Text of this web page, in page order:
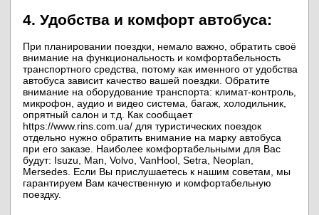
4. Удобства и комфорт автобуса:
При планировании поездки, немало важно, обратить своё
внимание на функциональность и комфортабельность
транспортного средства, потому как именного от удобства
автобуса зависит качество вашей поездки. Обратите
внимание на оборудование транспорта: климат-контроль,
микрофон, аудио и видео система, багаж, холодильник,
опрятный салон и т.д. Как сообщает
https://www.rins.com.ua/ для туристических поездок
отдельно нужно обратить внимание на марку автобуса
при его заказе. Наиболее комфортабельными для Вас
будут: Isuzu, Man, Volvo, VanHool, Setra, Neoplan,
Mersedes. Если Вы прислушаетесь к нашим советам, мы
гарантируем Вам качественную и комфортабельную
поездку.